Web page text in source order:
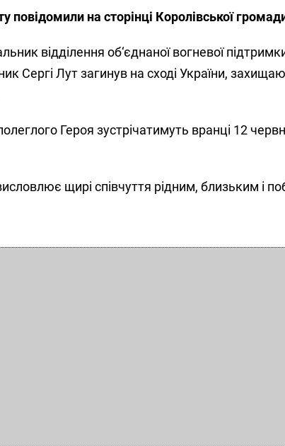
повідомили на сторінці Королівської
відділення об‘єднаної вогневої
Сергі Лут загинув на сході України,
Героя зустрічатимуть вранці 12
щирі співчуття рідним, близьким і